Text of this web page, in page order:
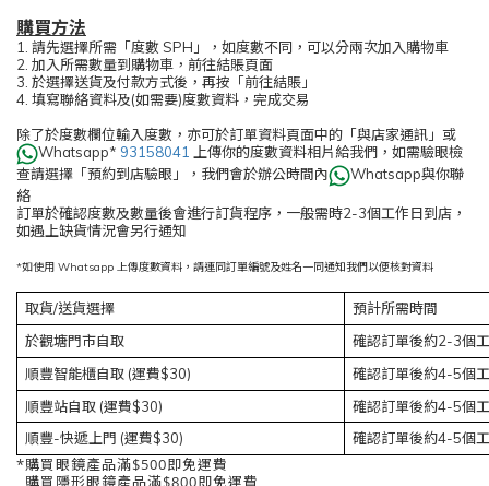
購買方法
1. 請先選擇所需「度數 SPH」，如度數不同，可以分兩次加入購物車
2. 加入所需數量到購物車，前往結賬頁面
3. 於選擇送貨及付款方式後，再按「前往結賬」
4. 填寫聯絡資料及(如需要)度數資料，完成交易
除了於度數欄位輸入度數，亦可於訂單資料頁面中的「與店家通訊」或
Whatsapp* 93158041 上傳你的度數資料相片給我們，如需驗眼檢
查請選擇「預約到店驗眼」，我們會於辦公時間內
Whatsapp與你聯
絡
訂單於確認度數及數量後會進行訂貨程序，一般需時2-3個工作日到店，
如遇上缺貨情況會另行通知
*如使用 Whatsapp 上傳度數資料，請連同訂單編號及姓名一同通知我們以便核對資料
取貨/送貨選擇
預計所需時間
於觀塘門市自取
確認訂單後約2-3個
順豐智能櫃自取 (運費$30)
確認訂單後約4-5個
順豐站自取 (運費$30)
確認訂單後約4-5個
順豐-快遞上門 (運費$30) 確認訂單後約4-5個
*購買眼鏡產品滿$500即免運費
購買隱形眼鏡產品滿$800即免運費